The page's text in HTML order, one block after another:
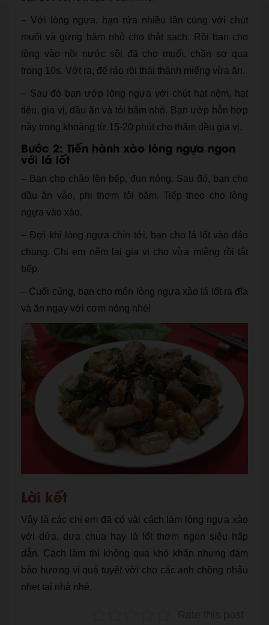
– Với lòng ngựa, bạn rửa nhiều lần cùng với chút
muối và gừng băm nhỏ cho thật sạch. Rồi bạn cho
lòng vào nồi nước sôi đã cho muối, chần sơ qua
trong 10s. Vớt ra, để ráo rồi thái thành miếng vừa ăn.
– Sau đó bạn ướp lòng ngựa với chút hạt nêm, hạt
tiêu, gia vị, dầu ăn và tỏi băm nhỏ. Bạn ướp hỗn hợp
này trong khoảng từ 15-20 phút cho thấm đều gia vị.
Bước 2: Tiến hành xào lòng ngựa ngon
với lá lốt
– Bạn cho chảo lên bếp, đun nóng. Sau đó, bạn cho
dầu ăn vào, phi thơm tỏi băm. Tiếp theo cho lòng
ngựa vào xào.
– Đợi khi lòng ngựa chín tới, bạn cho lá lốt vào đảo
chung. Chị em nêm lại gia vị cho vừa miệng rồi tắt
bếp.
– Cuối cùng, bạn cho món lòng ngựa xào lá lốt ra đĩa
và ăn ngay với cơm nóng nhé!
Lời kết
Vậy là các chị em đã có vài cách làm lòng ngựa xào
với dứa, dưa chua hay lá lốt thơm ngon siêu hấp
dẫn. Cách làm thì không quá khó khăn nhưng đảm
bảo hương vị quá tuyệt vời cho các anh chồng nhậu
nhẹt tại nhà nhé.